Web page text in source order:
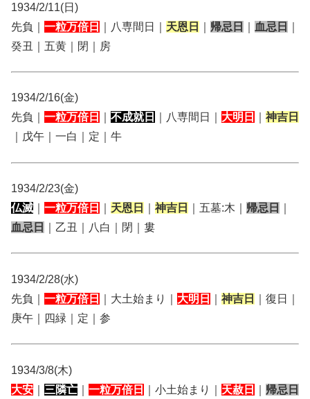
1934/2/11(日)
先負｜ 一粒万倍日 ｜八専間日｜ 天恩日 帰忌日 血忌日
癸丑｜五黄｜閉｜房
1934/2/16(金)
先負｜ 一粒万倍日 不成就日 ｜八専間日｜ 大明日
神吉日
｜戊午｜一白｜定｜牛
1934/2/23(金)
仏滅
一粒万倍日 天恩日 神吉日 ｜五墓:木｜ 帰忌日
血忌日
｜乙丑｜八白｜閉｜婁
1934/2/28(水)
先負｜ 一粒万倍日 ｜大土始まり｜ 大明日 神吉日
｜復日｜
庚午｜四緑｜定｜参
1934/3/8(木)
大安
三隣亡 一粒万倍日 ｜小土始まり｜ 天赦日 帰忌日